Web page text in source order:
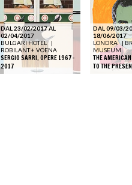
DAL 23/02/2017 AL
02/04/2017
BULGARI HOTEL
|
ROBILANT + VOENA
SERGIO SARRI. OPERE 1967-
2017
DAL 09/03/
18/06/2017
LONDRA
|
MUSEUM
THE
TO THE